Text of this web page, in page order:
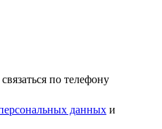
связаться по телефону
данных и